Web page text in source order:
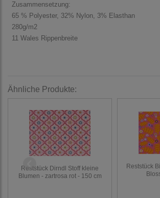
Zusammensetzung:
65 % Polyester, 32% Nylon, 3% Elasthan
280g/m2
11 Wales Rippenbreite
Ähnliche Produkte:
Reststück Dirndl Stoff kleine
Blumen - zartrosa rot - 150 cm
Reststück